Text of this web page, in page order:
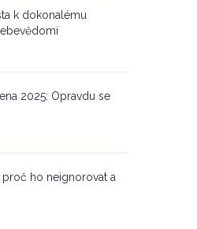
k dokonalému
2025: Opravdu se
ho neignorovat a